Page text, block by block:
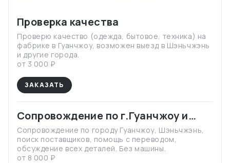
Проверка качества
Проверю качество (одежда, бытовое, техника) на
фабрике в Гуанчжоу, возможен выезд в Шэньчжэнь
и другие города.
от 3 000 ₽
ЗАКАЗАТЬ
Сопровождение по г.Гуанчжоу и
Шэньчжэнь
Сопровождение по городу Гуанчжоу, Шэньчжэнь,
поиск поставщиков, помощь с переводом,
обсуждение всех деталей. Без машины.
от 8 000 ₽